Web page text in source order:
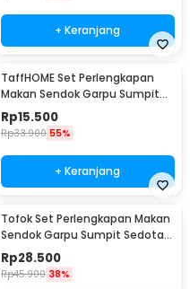
+ Keranjang
TaffHOME Set Perlengkapan
Makan Sendok Garpu Sumpit
Pouch Cutlery Set - T1
Rp15.500
Rp33.900 55%
+ Keranjang
Tofok Set Perlengkapan Makan
Sendok Garpu Sumpit Sedotan
dengan Pouch - T5
Rp28.500
Rp45.900 38%